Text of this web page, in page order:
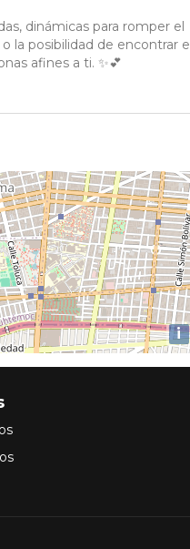
dinámicas para romper el
la posibilidad de encontrar el
afines a ti. ✨💕
i